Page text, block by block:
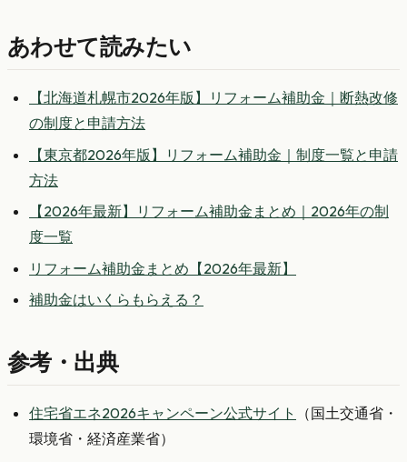
あわせて読みたい
【北海道札幌市2026年版】リフォーム補助金｜断熱改修
の制度と申請方法
【東京都2026年版】リフォーム補助金｜制度一覧と申請
方法
【2026年最新】リフォーム補助金まとめ｜2026年の制
度一覧
リフォーム補助金まとめ【2026年最新】
補助金はいくらもらえる？
参考・出典
住宅省エネ2026キャンペーン公式サイト
（国土交通省・
環境省・経済産業省）